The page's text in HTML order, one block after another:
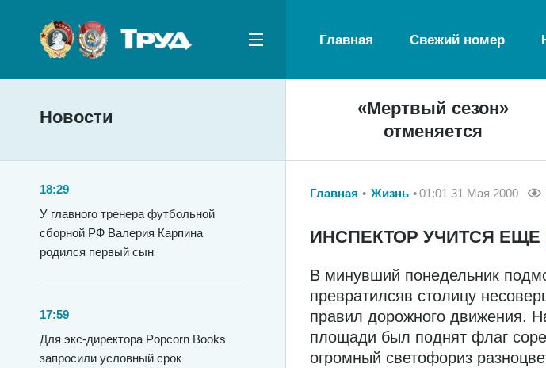
Главная Свежий номер
Новости
«Мертвый сезон»
отменяется
18:29
У главного тренера футбольной
сборной РФ Валерия Карпина
родился первый сын
17:59
Для экс-директора Popcorn Books
запросили условный срок
Главная Жизнь 01:01 31 Мая 2000
ИНСПЕКТОР УЧИТСЯ ЕЩЕ
В минувший понедельник
превратилсяв столицу
правил дорожного движения.
площади был поднят флаг
огромный светофориз